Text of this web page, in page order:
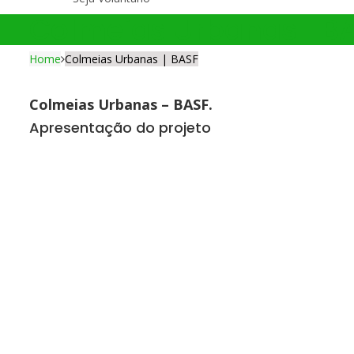
Home Colmeias Urbanas | BASF
Colmeias Urbanas – BASF.
Apresentação do projeto